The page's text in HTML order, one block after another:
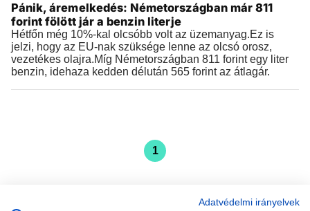
Pánik, áremelkedés: Németországban már 811
forint fölött jár a benzin literje
Hétfőn még 10%-kal olcsóbb volt az üzemanyag.Ez is
jelzi, hogy az EU-nak szüksége lenne az olcsó orosz,
vezetékes olajra.Míg Németországban 811 forint egy liter
benzin, idehaza kedden délután 565 forint az átlagár.
1
Adatvédelmi irányelvek